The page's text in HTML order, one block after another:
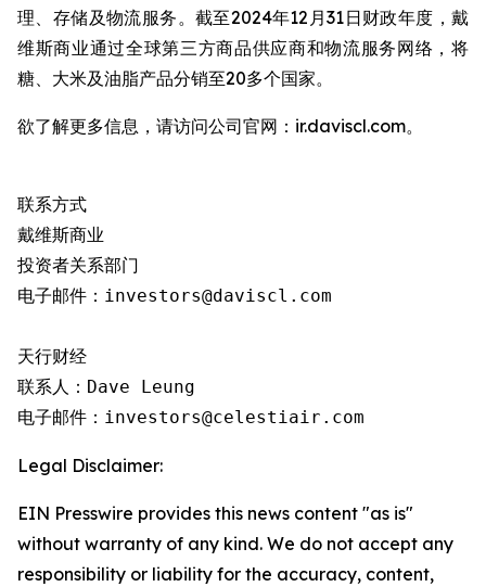
理、存储及物流服务。截至2024年12月31日财政年度，戴
维斯商业通过全球第三方商品供应商和物流服务网络，将
糖、大米及油脂产品分销至20多个国家。
欲了解更多信息，请访问公司官网：ir.daviscl.com。
联系方式
戴维斯商业
投资者关系部门
电子邮件：investors@daviscl.com
天行财经
联系人：Dave Leung
电子邮件：investors@celestiair.com
Legal Disclaimer:
EIN Presswire provides this news content "as is"
without warranty of any kind. We do not accept any
responsibility or liability for the accuracy, content,